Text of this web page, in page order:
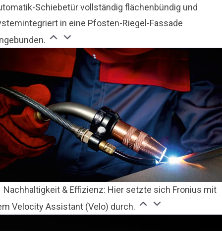
Schiebetür vollständig flächenbündig und
in eine Pfosten-Riegel-Fassade
Nachhaltigkeit & Effizienz: Hier setzte sich Fronius mit
Velocity Assistant (Velo) durch.